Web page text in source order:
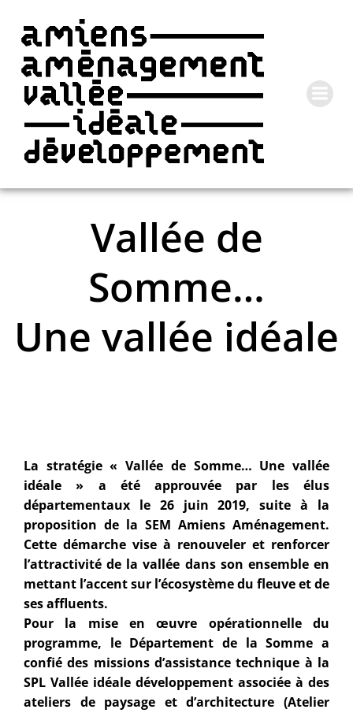
Vallée de
Somme…
Une vallée idéale
La stratégie « Vallée de Somme… Une vallée
idéale » a été approuvée par les élus
départementaux le 26 juin 2019, suite à la
proposition de la SEM Amiens Aménagement.
Cette démarche vise à renouveler et renforcer
l’attractivité de la vallée dans son ensemble en
mettant l’accent sur l’écosystème du fleuve et de
ses affluents.
Pour la mise en œuvre opérationnelle du
programme, le Département de la Somme a
confié des missions d’assistance technique à la
SPL Vallée idéale développement associée à des
ateliers de paysage et d’architecture (Atelier